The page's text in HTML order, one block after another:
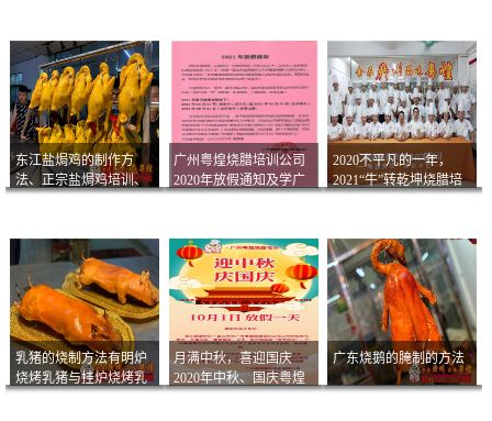
东江盐焗鸡的制作方
法、正宗盐焗鸡培训、
广州粤煌烧腊培训公司
2020年放假通知及学广
2020不平凡的一年，
2021“牛”转乾坤烧腊培
乳猪的烧制方法有明炉
烧烤乳猪与挂炉烧烤乳
月满中秋，喜迎国庆
2020年中秋、国庆粤煌
广东烧鹅的腌制的方法